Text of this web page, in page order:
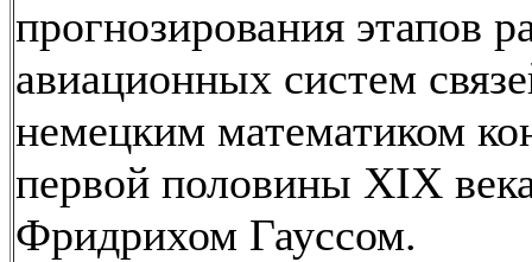
прогнозирования этапов
авиационных систем
немецким математиком
первой половины XIX
Фридрихом Гауссом.